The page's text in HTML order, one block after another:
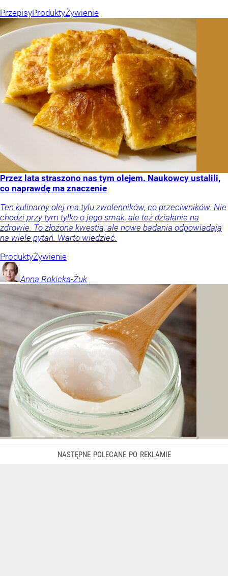
PrzepisyProduktyŻywienie
Przez lata straszono nas tym olejem. Naukowcy ustalili,
co naprawdę ma znaczenie
Ten kulinarny olej ma tylu zwolenników, co przeciwników. Nie
chodzi przy tym tylko o jego smak, ale też działanie na
zdrowie. To złożona kwestia, ale nowe badania odpowiadają
na wiele pytań. Warto wiedzieć.
ProduktyŻywienie
Anna Rokicka-Żuk